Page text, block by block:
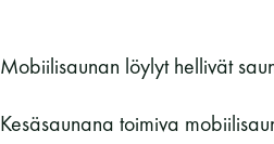
Mobiilisaunan löylyt hellivät
Kesäsaunana toimiva